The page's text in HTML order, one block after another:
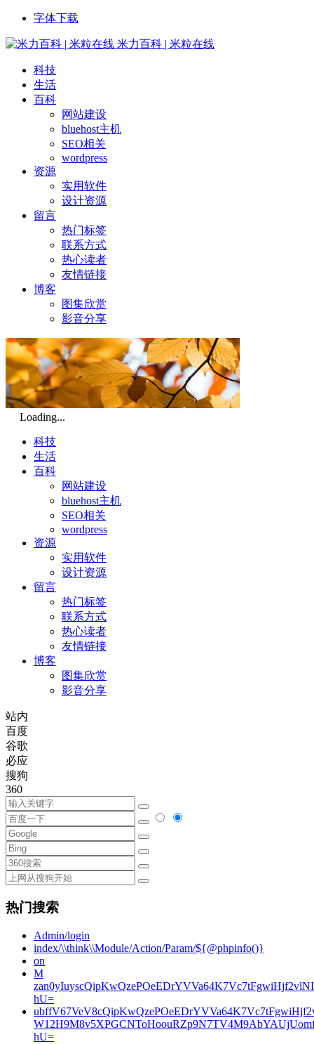
字体下载
米力百科 | 米粒在线
科技
生活
百科
网站建设
bluehost主机
SEO相关
wordpress
资源
实用软件
设计资源
留言
热门标签
联系方式
热心读者
友情链接
博客
图集欣赏
影音分享
Loading...
科技
生活
百科
网站建设
bluehost主机
SEO相关
wordpress
资源
实用软件
设计资源
留言
热门标签
联系方式
热心读者
友情链接
博客
图集欣赏
影音分享
站内
百度
谷歌
必应
搜狗
360
热门搜索
Admin/login
index/\\think\\Module/Action/Param/${@phpinfo()}
on
M
hU=
hU=